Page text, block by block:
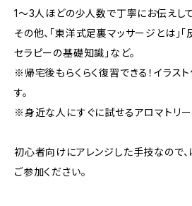
1～3人ほどの少人数で丁寧にお伝えして
その他、「東洋式足裏マッサージとは」
セラピーの基礎知識」など。
※帰宅後もらくらく復習できる！イラス
す。
※身近な人にすぐに試せるアロマトリー
初心者向けにアレンジした手技なので
ご参加ください。